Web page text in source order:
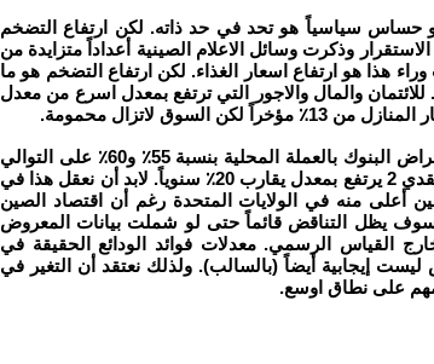
حساس سياسياً هو تحد في حد ذاته. لكن ارتفاع التضخم
الاستقرار وذكرت وسائل الاعلام الصينية أعداداً متزايدة من
هذا هو ارتفاع اسعار الغذاء. لكن ارتفاع التضخم هو ما
والمال والاجور التي ترتفع بمعدل اسرع من معدل
السوق لاتزال محمومة.
ارتفع المعروض النقدي (نقد ‬2) ومعدل اقراض البنوك بالعملة المحلية بنسبة ‬55٪ و‬60٪ على التوالي
منذ نهاية عام ‬2008. ولايزال المعروض النقدي ‬2 يرتفع بمعدل يقارب ‬20٪ سنوياً. لابد أن نعقل هذا في
النقدي ‬2 في الصين أعلى منه في الولايات المتحدة رغم أن اقتصاد الصين
وسوف يظل التناقض قائماً حتى لو شملت بيانات المعروض
خارج القياس الرسمي. معدلات فوائد الودائع الحقيقة في
الاقراض ليست إيجابية أيضاً (بالسالب). ولذلك نعتقد أن التغير في
على نطاق اوسع.